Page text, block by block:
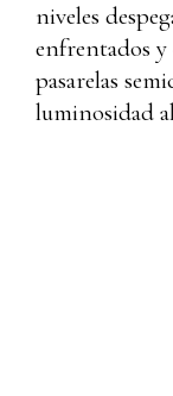
niveles
enfrentados
pasarelas
luminosidad